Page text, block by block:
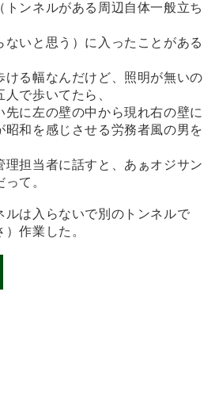
トンネルがある周辺自体一般立ち
ないと思う）に入ったことがある
ける幅なんだけど、照明が無いの
で歩いてたら、
先に左の壁の中から現れ右の壁に
昭和を感じさせる労務者風の男を
理担当者に話すと、あぁオジサン
て。
ルは入らないで別のトンネルで
）作業した。